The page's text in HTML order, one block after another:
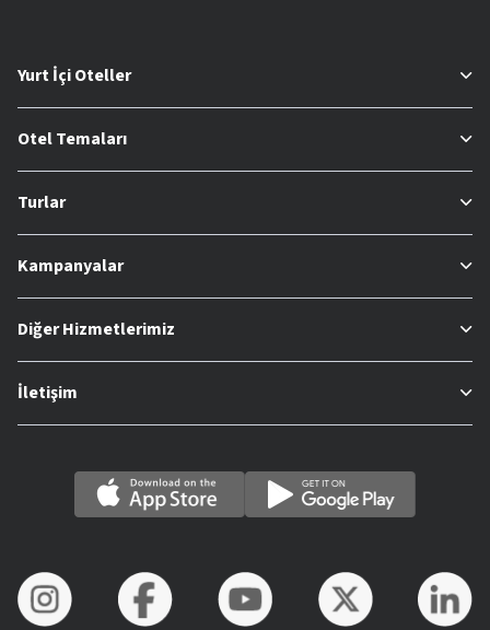
Yurt İçi Oteller
Otel Temaları
Turlar
Kampanyalar
Diğer Hizmetlerimiz
İletişim